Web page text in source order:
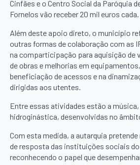
Cinfães e o Centro Social da Paróquia
Fornelos vão receber 20 mil euros cada.
Além deste apoio direto, o município
outras formas de colaboração com as
na comparticipação para aquisição de
de obras e melhorias em
beneficiação de acessos e na
dirigidas aos utentes.
Entre essas atividades estão a
hidroginástica, desenvolvidas no
Com esta medida, a autarquia
de resposta das instituições sociais
reconhecendo o papel que